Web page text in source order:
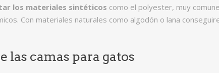
los materiales sintéticos como el polyester, muy
Con materiales naturales como algodón o lana
las camas para gatos